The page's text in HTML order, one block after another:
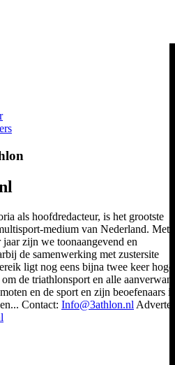
als hoofdredacteur, is het grootste
medium van Nederland. Met
zijn we toonaangevend en
de samenwerking met zustersite
ligt nog eens bijna twee keer
de triathlonsport en alle
en de sport en zijn beoefenaars
Contact: Info@3athlon.nl